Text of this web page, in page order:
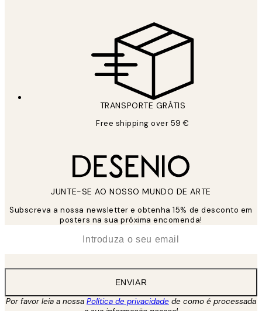
TRANSPORTE GRÁTIS
Free shipping over 59 €
JUNTE-SE AO NOSSO MUNDO DE ARTE
Subscreva a nossa newsletter e obtenha 15% de desconto em
posters na sua próxima encomenda!
ENVIAR
Por favor leia a nossa Política de privacidade de como é processada